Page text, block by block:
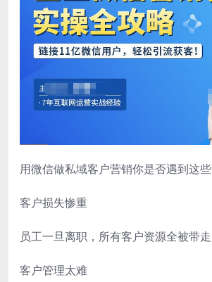
用微信做私域客户营销你是否遇到这
客户损失惨重
员工一旦离职，所有客户资源全被带走
客户管理太难